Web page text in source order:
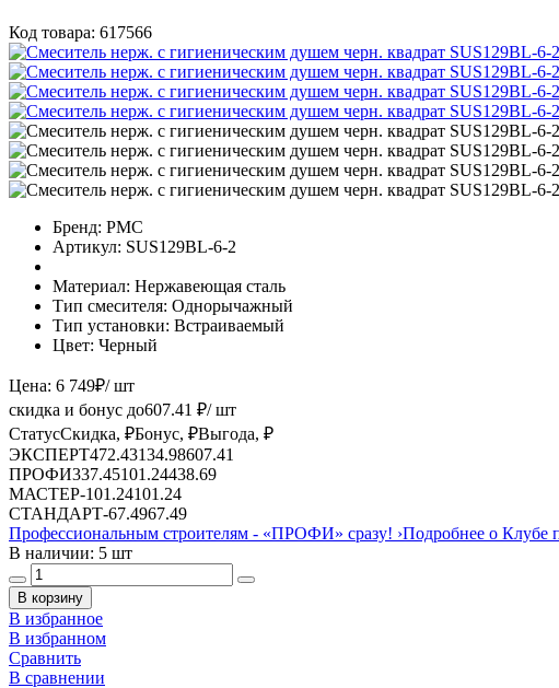
Код товара: 617566
Бренд: РМС
Артикул: SUS129BL-6-2
Материал: Нержавеющая сталь
Тип смесителя: Однорычажный
Тип установки: Встраиваемый
Цвет: Черный
Цена: 6 749₽/ шт
скидка и бонус до607.41 ₽/ шт
СтатусСкидка, ₽Бонус, ₽Выгода, ₽
ЭКСПЕРТ472.43134.98607.41
ПРОФИ337.45101.24438.69
МАСТЕР-101.24101.24
СТАНДАРТ-67.4967.49
Профессиональным строителям - «ПРОФИ» сразу! ›Подробнее о Клубе
В наличии: 5 шт
В корзину
В избранное
В избранном
Сравнить
В сравнении